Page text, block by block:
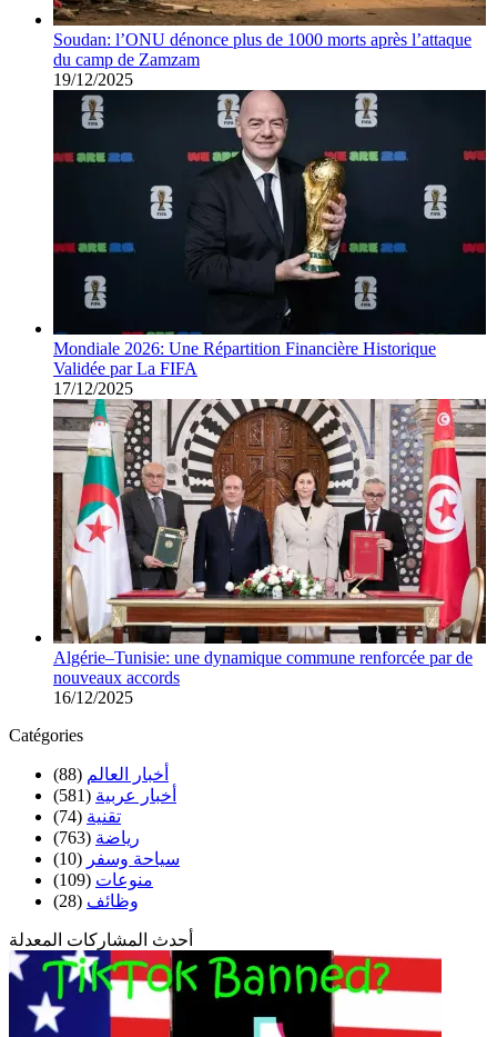
Soudan: l’ONU dénonce plus de 1000 morts après l’attaque
du camp de Zamzam
19/12/2025
Mondiale 2026: Une Répartition Financière Historique
Validée par La FIFA
17/12/2025
Algérie–Tunisie: une dynamique commune renforcée par de
nouveaux accords
16/12/2025
Catégories
أخبار العالم (88)
أخبار عربية (581)
تقنية (74)
رياضة (763)
سياحة وسفر (10)
منوعات (109)
وظائف (28)
أحدث المشاركات المعدلة